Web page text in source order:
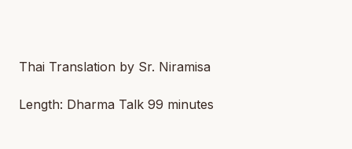
Thai Translation by Sr. Niramisa
Length: Dharma Talk 99 minutes